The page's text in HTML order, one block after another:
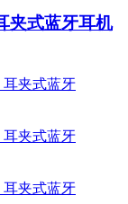
夹式蓝牙耳机